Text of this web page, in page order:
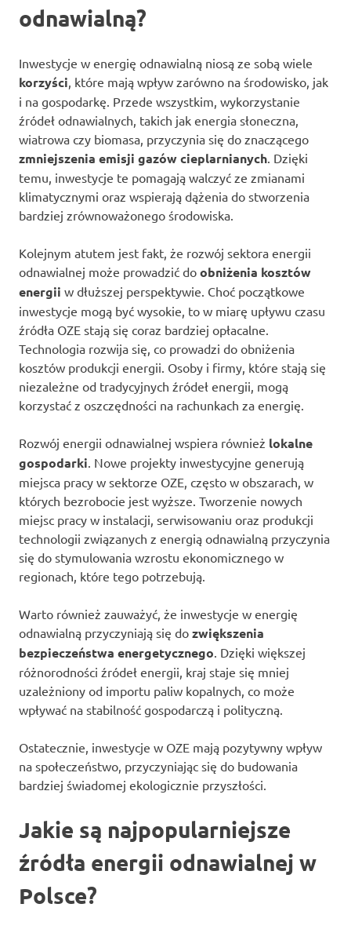
odnawialną?
Inwestycje w energię odnawialną niosą ze sobą wiele
korzyści, które mają wpływ zarówno na środowisko, jak
i na gospodarkę. Przede wszystkim, wykorzystanie
źródeł odnawialnych, takich jak energia słoneczna,
wiatrowa czy biomasa, przyczynia się do znaczącego
zmniejszenia emisji gazów cieplarnianych. Dzięki
temu, inwestycje te pomagają walczyć ze zmianami
klimatycznymi oraz wspierają dążenia do stworzenia
bardziej zrównoważonego środowiska.
Kolejnym atutem jest fakt, że rozwój sektora energii
odnawialnej może prowadzić do obniżenia kosztów
energii w dłuższej perspektywie. Choć początkowe
inwestycje mogą być wysokie, to w miarę upływu czasu
źródła OZE stają się coraz bardziej opłacalne.
Technologia rozwija się, co prowadzi do obniżenia
kosztów produkcji energii. Osoby i firmy, które stają się
niezależne od tradycyjnych źródeł energii, mogą
korzystać z oszczędności na rachunkach za energię.
Rozwój energii odnawialnej wspiera również lokalne
gospodarki. Nowe projekty inwestycyjne generują
miejsca pracy w sektorze OZE, często w obszarach, w
których bezrobocie jest wyższe. Tworzenie nowych
miejsc pracy w instalacji, serwisowaniu oraz produkcji
technologii związanych z energią odnawialną przyczynia
się do stymulowania wzrostu ekonomicznego w
regionach, które tego potrzebują.
Warto również zauważyć, że inwestycje w energię
odnawialną przyczyniają się do zwiększenia
bezpieczeństwa energetycznego. Dzięki większej
różnorodności źródeł energii, kraj staje się mniej
uzależniony od importu paliw kopalnych, co może
wpływać na stabilność gospodarczą i polityczną.
Ostatecznie, inwestycje w OZE mają pozytywny wpływ
na społeczeństwo, przyczyniając się do budowania
bardziej świadomej ekologicznie przyszłości.
Jakie są najpopularniejsze
źródła energii odnawialnej w
Polsce?